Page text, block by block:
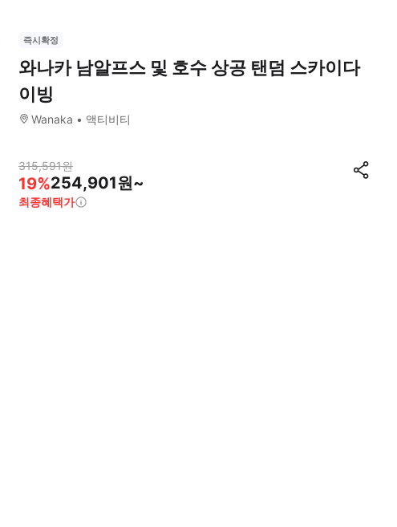
즉시확정
와나카 남알프스 및 호수 상공 탠덤 스카이다
이빙
Wanaka 액티비티
315,591원
19%254,901원~
최종혜택가